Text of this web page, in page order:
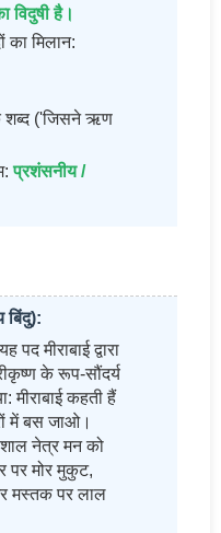
विदुषी है।
का मिलान:
शब्द ('जिसने ऋण
प्रशंसनीय /
बिंदु):
पद मीराबाई द्वारा
के रूप-सौंदर्य
मीराबाई कहती हैं
में बस जाओ।
नेत्र मन को
पर मोर मुकुट,
मस्तक पर लाल